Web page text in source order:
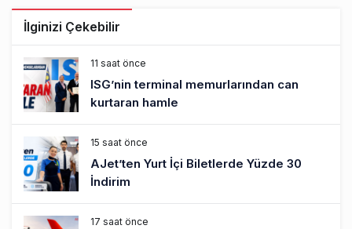
İlginizi Çekebilir
11 saat önce
ISG’nin terminal memurlarından can
kurtaran hamle
15 saat önce
AJet’ten Yurt İçi Biletlerde Yüzde 30
İndirim
17 saat önce